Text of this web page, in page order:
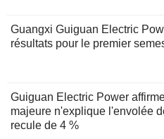
Guangxi Guiguan Electric
résultats pour le premier
Guiguan Electric Power
majeure n'explique l'envolée
recule de 4 %